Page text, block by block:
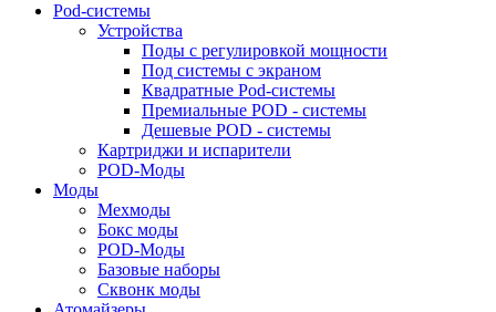
Pod-системы
Устройства
Поды с регулировкой мощности
Под системы с экраном
Квадратные Pod-системы
Премиальные POD - системы
Дешевые POD - системы
Картриджи и испарители
POD-Моды
Моды
Мехмоды
Бокс моды
POD-Моды
Базовые наборы
Сквонк моды